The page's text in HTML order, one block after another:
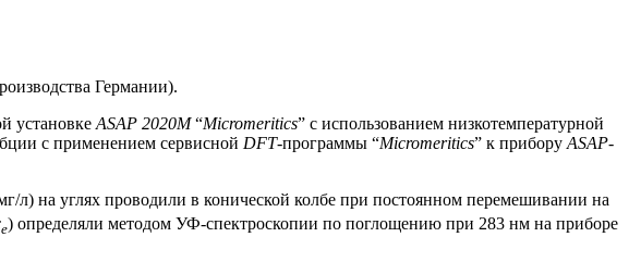
Германии).
установке ASAP 2020M“Micromeritics” с использованием низкотемпературной
с применением сервисной DFT-программы “Micromeritics” к прибору ASAP-
л) на углях проводили в конической колбе при постоянном перемешивании на
е) определяли методом УФ-спектроскопии по поглощению при 283 нм на приборе